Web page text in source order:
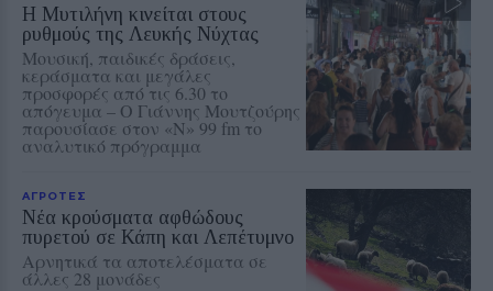
Η Μυτιλήνη κινείται στους
ρυθμούς της Λευκής Νύχτας
Μουσική, παιδικές δράσεις,
κεράσματα και μεγάλες
προσφορές από τις 6.30 το
απόγευμα – Ο Γιάννης Μουτζούρης
παρουσίασε στον «Ν» 99 fm το
αναλυτικό πρόγραμμα
ΑΓΡΟΤΕΣ
Νέα κρούσματα αφθώδους
πυρετού σε Κάπη και Λεπέτυμνο
Αρνητικά τα αποτελέσματα σε
άλλες 28 μονάδες